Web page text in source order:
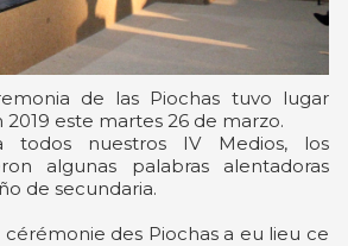
2019 este martes 26 de marzo.
todos nuestros IV Medios, los
algunas palabras alentadoras
de secundaria.
des Piochas a eu lieu ce